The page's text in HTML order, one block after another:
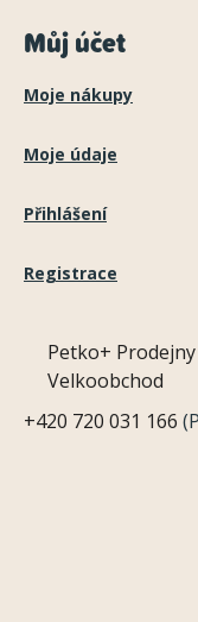
Můj účet
Moje nákupy
Moje údaje
Přihlášení
Registrace
Petko+ Prodejny
Velkoobchod
+420 720 031 166